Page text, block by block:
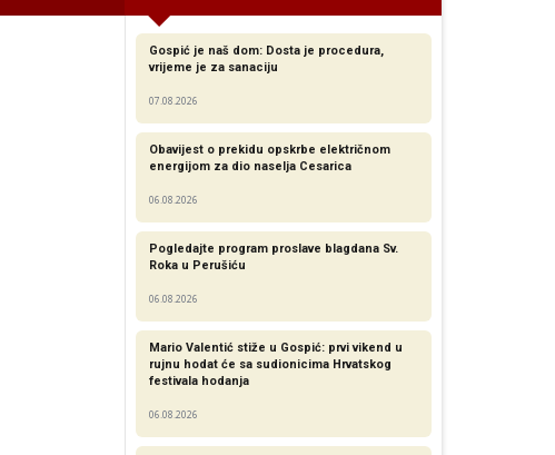
Gospić je naš dom: Dosta je procedura,
vrijeme je za sanaciju
07.08.2026
Obavijest o prekidu opskrbe električnom
energijom za dio naselja Cesarica
06.08.2026
Pogledajte program proslave blagdana Sv.
Roka u Perušiću
06.08.2026
Mario Valentić stiže u Gospić: prvi vikend u
rujnu hodat će sa sudionicima Hrvatskog
festivala hodanja
06.08.2026